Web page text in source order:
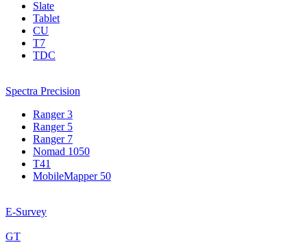
Slate
Tablet
CU
T7
TDC
Spectra Precision
Ranger 3
Ranger 5
Ranger 7
Nomad 1050
T41
MobileMapper 50
E-Survey
GT